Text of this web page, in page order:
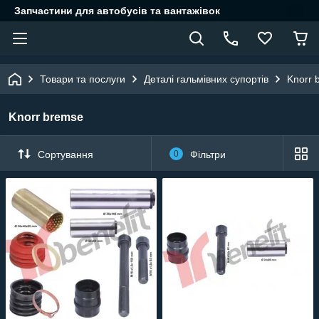
Запчастини для автобусів та вантажівок
Товари та послуги Деталі гальмівних супортів Knorr
Knorr bremse
Сортування 0 Фільтри